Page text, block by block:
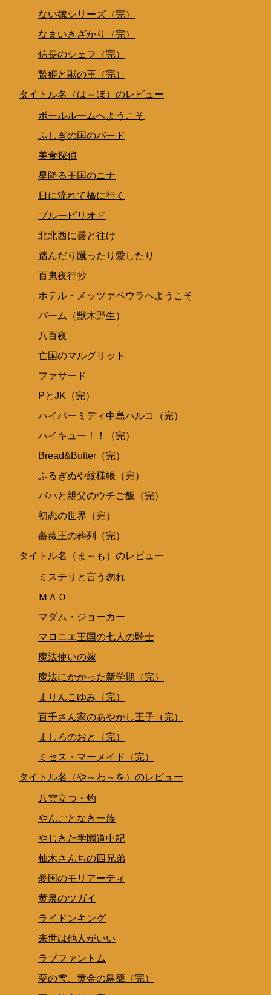
ない嫁シリーズ（完）
なまいきざかり（完）
信長のシェフ（完）
贄姫と獣の王（完）
タイトル名（は～ほ）のレビュー
ボールルームへようこそ
ふしぎの国のバード
美食探偵
星降る王国のニナ
日に流れて橋に行く
ブルーピリオド
北北西に曇と往け
踏んだり蹴ったり愛したり
百鬼夜行抄
ホテル・メッツァペウラへようこそ
パーム（獣木野生）
八百夜
亡国のマルグリット
ファサード
PとJK（完）
ハイパーミディ中島ハルコ（完）
ハイキュー！！（完）
Bread&Butter（完）
ふるぎぬや紋様帳（完）
パパと親父のウチご飯（完）
初恋の世界（完）
薔薇王の葬列（完）
タイトル名（ま～も）のレビュー
ミステリと言う勿れ
ＭＡＯ
マダム・ジョーカー
マロニエ王国の七人の騎士
魔法使いの嫁
魔法にかかった新学期（完）
まりんこゆみ（完）
百千さん家のあやかし王子（完）
ましろのおと（完）
ミセス・マーメイド（完）
タイトル名（や～わ～を）のレビュー
八雲立つ・灼
やんごとなき一族
やじきた学園道中記
柚木さんちの四兄弟
憂国のモリアーティ
黄泉のツガイ
ライドンキング
来世は他人がいい
ラブファントム
夢の雫、黄金の鳥籠（完）